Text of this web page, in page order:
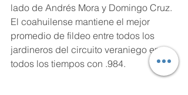
lado de Andrés Mora y Domingo Cruz.
El coahuilense mantiene el mejor
promedio de fildeo entre todos los
jardineros del circuito veraniego en
todos los tiempos con .984.